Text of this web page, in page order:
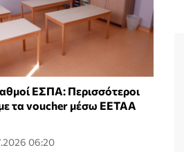
ΕΣΠΑ: Περισσότεροι
με τα voucher μέσω ΕΕΤΑΑ
06:20